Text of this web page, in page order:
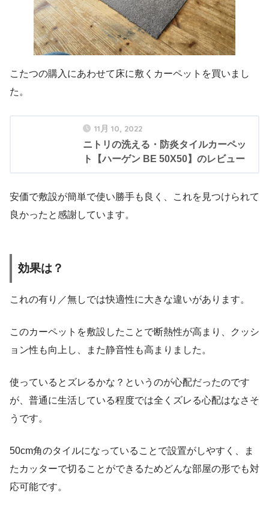
こたつの購入にあわせて床に敷くカーペットを買いまし
た。
11月 10, 2022
ニトリの洗える・防炎タイルカーペッ
ト【ハーゲン BE 50X50】のレビュー
安価で敷設が簡単で使い勝手も良く、これを見つけられて
良かったと感謝しています。
効果は？
これの有り／無しでは快適性に大きな違いがあります。
このカーペットを敷設したことで断熱性が高まり、クッシ
ョン性も向上し、また静音性も高まりました。
使っているとズレるかな？というのが心配だったのです
が、普通に生活している程度では全くズレる心配はなさそ
うです。
50cm角のタイルになっていることで設置がしやすく、ま
たカッターで切ることができるためどんな部屋の形でも対
応可能です。